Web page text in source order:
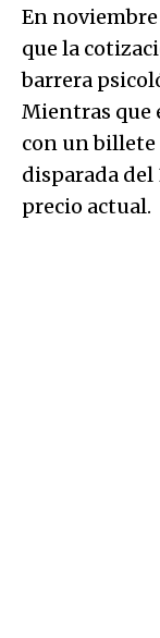
En
que la
barrera
Mientras que
con un billete
disparada del
precio actual.